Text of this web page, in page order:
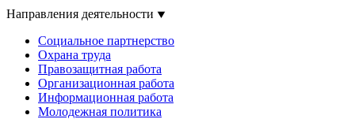
Направления деятельности
Социальное партнерство
Охрана труда
Правозащитная работа
Организационная работа
Информационная работа
Молодежная политика